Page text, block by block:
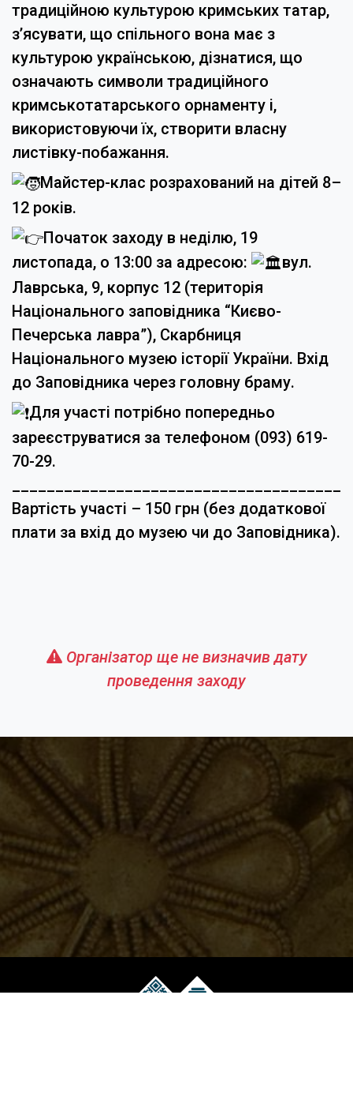
традиційною культурою кримських татар,
з’ясувати, що спільного вона має з
культурою українською, дізнатися, що
означають символи традиційного
кримськотатарського орнаменту і,
використовуючи їх, створити власну
листівку-побажання.
Майстер-клас розрахований на дітей 8–
12 років.
Початок заходу в неділю, 19
листопада, о 13:00 за адресою:
вул.
Лаврська, 9, корпус 12 (територія
Національного заповідника “Києво-
Печерська лавра”), Скарбниця
Національного музею історії України. Вхід
до Заповідника через головну браму.
Для участі потрібно попередньо
зареєструватися за телефоном (093) 619-
70-29.
Вартість участі – 150 грн (без додаткової
плати за вхід до музею чи до Заповідника).
Організатор ще не визначив дату
проведення заходу